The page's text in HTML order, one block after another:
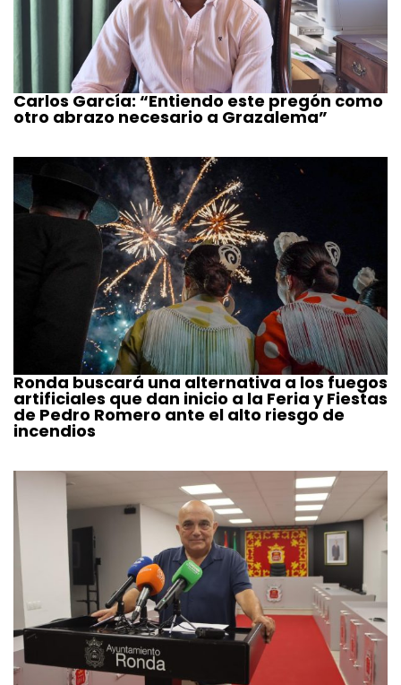
Carlos García: “Entiendo este pregón como
otro abrazo necesario a Grazalema”
Ronda buscará una alternativa a los fuegos
artificiales que dan inicio a la Feria y Fiestas
de Pedro Romero ante el alto riesgo de
incendios